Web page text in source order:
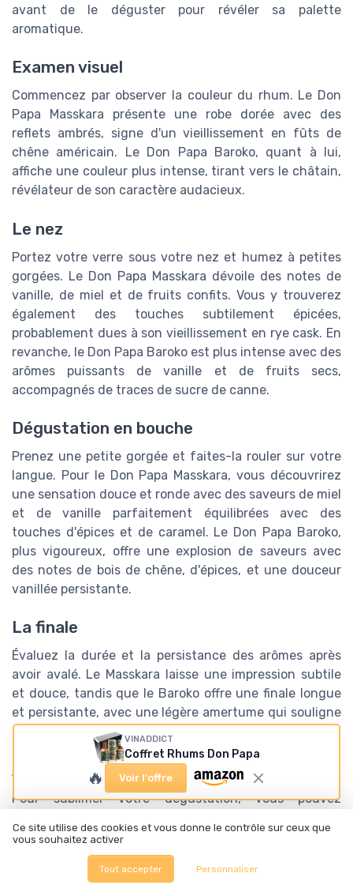
avant de le déguster pour révéler sa palette
aromatique.
Examen visuel
Commencez par observer la couleur du rhum. Le Don
Papa Masskara présente une robe dorée avec des
reflets ambrés, signe d'un vieillissement en fûts de
chêne américain. Le Don Papa Baroko, quant à lui,
affiche une couleur plus intense, tirant vers le châtain,
révélateur de son caractère audacieux.
Le nez
Portez votre verre sous votre nez et humez à petites
gorgées. Le Don Papa Masskara dévoile des notes de
vanille, de miel et de fruits confits. Vous y trouverez
également des touches subtilement épicées,
probablement dues à son vieillissement en rye cask. En
revanche, le Don Papa Baroko est plus intense avec des
arômes puissants de vanille et de fruits secs,
accompagnés de traces de sucre de canne.
Dégustation en bouche
Prenez une petite gorgée et faites-la rouler sur votre
langue. Pour le Don Papa Masskara, vous découvrirez
une sensation douce et ronde avec des saveurs de miel
et de vanille parfaitement équilibrées avec des
touches d'épices et de caramel. Le Don Papa Baroko,
plus vigoureux, offre une explosion de saveurs avec
des notes de bois de chêne, d'épices, et une douceur
vanillée persistante.
La finale
Évaluez la durée et la persistance des arômes après
avoir avalé. Le Masskara laisse une impression subtile
et douce, tandis que le Baroko offre une finale longue
et persistante, avec une légère amertume qui souligne
sa complexité.
Accompagnements et occasions
Pour sublimer votre dégustation, vous pouvez
ou crémeux qui mettront en valeur ses notes de vanille
et de fruits confits. Le Don Papa Baroko se marie
parfaitement avec des plats épicés ou des desserts
VINADDICT
Coffret Rhums Don Papa
🔥 Voir l'offre
Ce site utilise des cookies et vous donne le contrôle sur ceux que
vous souhaitez activer
Tout accepter Personnaliser